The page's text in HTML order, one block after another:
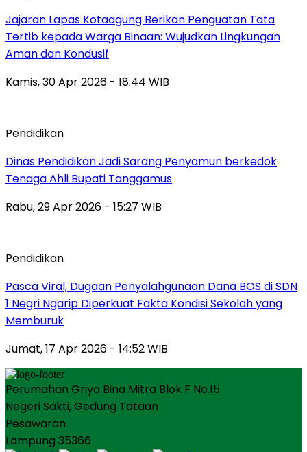
Jajaran Lapas Kotaagung Berikan Penguatan Tata
Tertib kepada Warga Binaan: Wujudkan Lingkungan
Aman dan Kondusif
Kamis, 30 Apr 2026 - 18:44 WIB
Pendidikan
Dinas Pendidikan Jadi Sarang Penyamun berkedok
Tenaga Ahli Bupati Tanggamus
Rabu, 29 Apr 2026 - 15:27 WIB
Pendidikan
Pasca Viral, Dugaan Penyalahgunaan Dana BOS di SDN
1 Negri Ngarip Diperkuat Fakta Kondisi Sekolah yang
Memburuk
Jumat, 17 Apr 2026 - 14:52 WIB
Perumahan Griya Bina Mitra Blok F No.15
Negeri Sakti, Gedung Tataan
Pesawaran
Lampung 35366